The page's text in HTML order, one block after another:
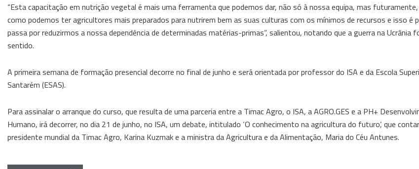
“Esta capacitação em nutrição vegetal é mais uma ferramenta que podemos dar, não só à nossa equipa, mas
como podemos ter agricultores mais preparados para nutrirem bem as suas culturas com os mínimos de recursos e isso é
passa por reduzirmos a nossa dependência de determinadas matérias-primas”, salientou, notando que a guerra na Ucrânia
sentido.
A primeira semana de formação presencial decorre no final de junho e será orientada por professor do ISA e da Escola
Santarém (ESAS).
Para assinalar o arranque do curso, que resulta de uma parceria entre a Timac Agro, o ISA, a AGRO.GES e a PH+
Humano, irá decorrer, no dia 21 de junho, no ISA, um debate, intitulado ‘O conhecimento na agricultura do futuro’, que
presidente mundial da Timac Agro, Karina Kuzmak e a ministra da Agricultura e da Alimentação, Maria do Céu Antunes.